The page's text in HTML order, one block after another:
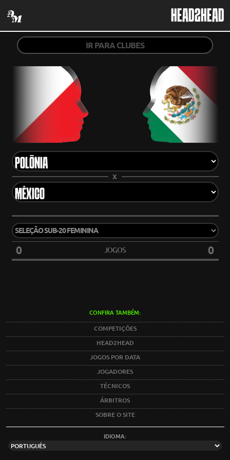
HEAD2HEAD
IR PARA CLUBES
X
0 JOGOS 0
CONFIRA TAMBÉM:
COMPETIÇÕES
HEAD2HEAD
JOGOS POR DATA
JOGADORES
TÉCNICOS
ÁRBITROS
SOBRE O SITE
IDIOMA: